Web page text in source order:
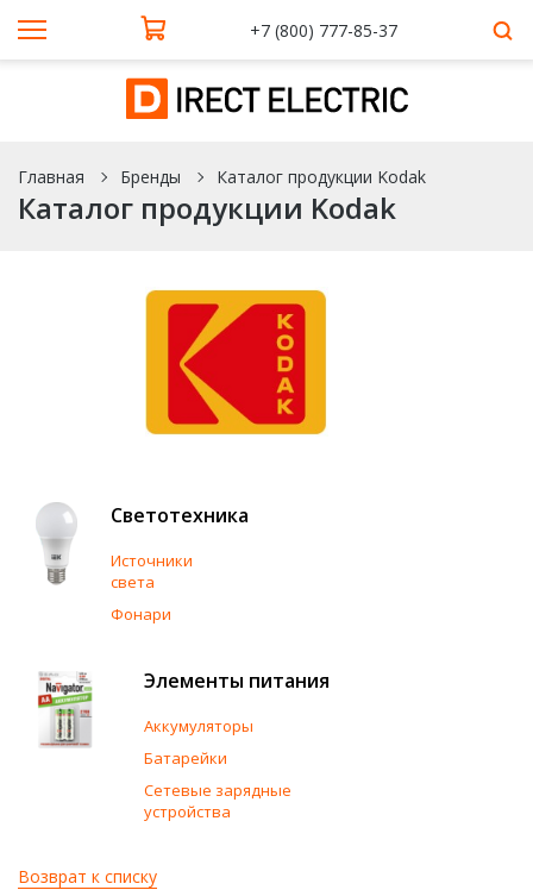
+7 (800) 777-85-37
Главная Бренды Каталог продукции Kodak
Каталог продукции Kodak
Светотехника
Источники
света
Фонари
Элементы питания
Аккумуляторы
Батарейки
Сетевые зарядные
устройства
Возврат к списку